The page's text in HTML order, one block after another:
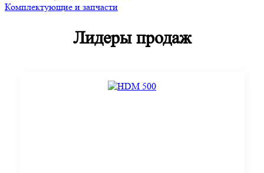
Комплектующие и запчасти
Лидеры продаж